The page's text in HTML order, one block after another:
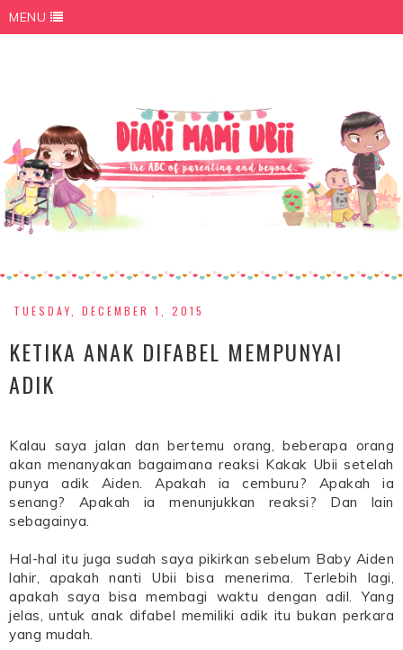
MENU
TUESDAY, DECEMBER 1, 2015
KETIKA ANAK DIFABEL MEMPUNYAI
ADIK
Kalau saya jalan dan bertemu orang, beberapa orang
akan menanyakan bagaimana reaksi Kakak Ubii setelah
punya adik Aiden. Apakah ia cemburu? Apakah ia
senang? Apakah ia menunjukkan reaksi? Dan lain
sebagainya.
Hal-hal itu juga sudah saya pikirkan sebelum Baby Aiden
lahir, apakah nanti Ubii bisa menerima. Terlebih lagi,
apakah saya bisa membagi waktu dengan adil. Yang
jelas, untuk anak difabel memiliki adik itu bukan perkara
yang mudah.